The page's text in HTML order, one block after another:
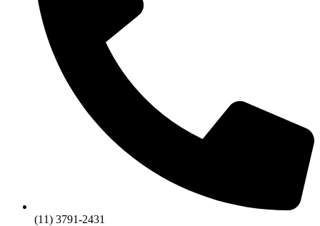
(11) 3791-2431